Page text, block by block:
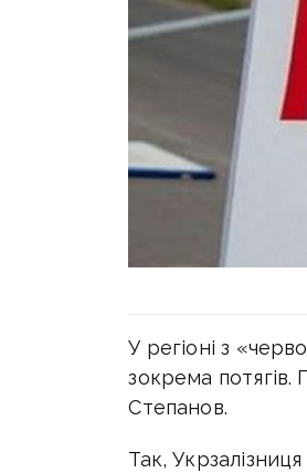
У регіоні з
зокрема
Степанов.
Так,